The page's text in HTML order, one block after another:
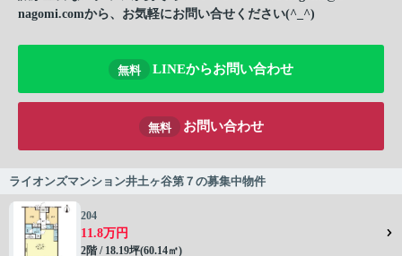
nagomi.comから、お気軽にお問い合せください(^_^)
無料 LINEからお問い合わせ
無料 お問い合わせ
ライオンズマンション井土ヶ谷第７の募集中物件
204
11.8万円
2階 / 18.19坪(60.14㎡)